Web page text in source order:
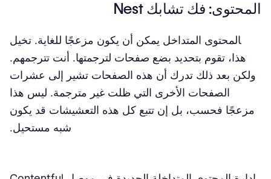
المحتوى: فك تشابك Nest
المحتوى المتداخل يمكن أن يكون مزعجًا للغاية. تخيل
هذا، تقوم بتحديد بضع صفحات لترجمتها. أنت تترجمهم.
ولكن بعد ذلك تدرك أن هذه الصفحات تشير إلى عشرات
الصفحات الأخرى التي ظلت غير مترجمة. ليس هذا
مزعجًا فحسب، بل إن تتبع كل هذه التعشيشات قد يكون
شبه مستحيل.